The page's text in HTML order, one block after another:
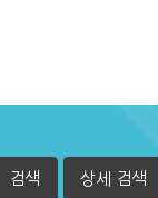
검색 상세 검색